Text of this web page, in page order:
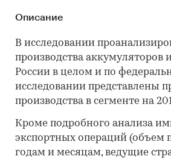
Описание
В исследовании
производства аккумуляторов
России в целом и по
исследовании представлены
производства в сегменте на
Кроме подробного анализа
экспортных операций (объем
годам и месяцам, ведущие